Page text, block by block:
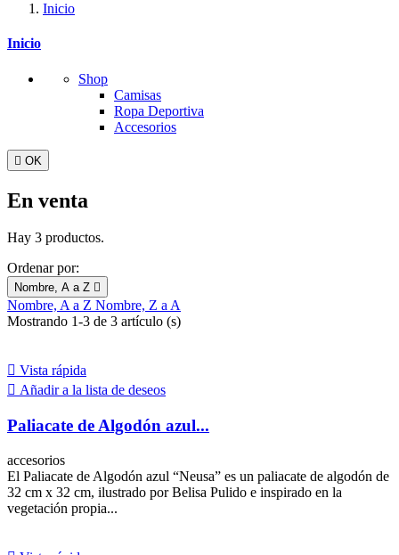
Inicio
Inicio
Shop
Camisas
Ropa Deportiva
Accesorios
 OK
En venta
Hay 3 productos.
Ordenar por:
Nombre, A a Z 
Nombre, A a Z Nombre, Z a A
Mostrando 1-3 de 3 artículo (s)
 Vista rápida
 Añadir a la lista de deseos
Paliacate de Algodón azul...
accesorios
El Paliacate de Algodón azul “Neusa” es un paliacate de algodón de
32 cm x 32 cm, ilustrado por Belisa Pulido e inspirado en la
vegetación propia...